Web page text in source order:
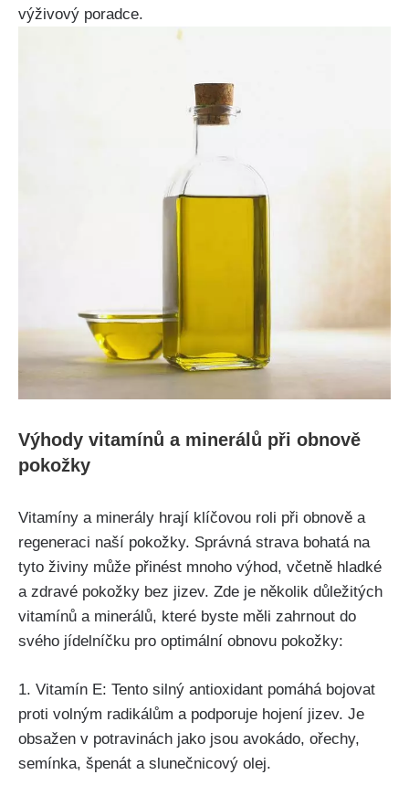
výživový‌ poradce.
Výhody vitamínů a ​minerálů při obnově⁤
pokožky
Vitamíny a ‍minerály hrají klíčovou roli při obnově⁤ a
regeneraci naší ⁣pokožky. Správná ‌strava bohatá‍ na
⁤tyto živiny může⁢ přinést mnoho výhod, včetně hladké
a zdravé pokožky bez⁣ jizev. Zde je několik‍ důležitých
vitamínů a minerálů, které byste měli zahrnout do
svého ​jídelníčku pro ⁣optimální obnovu pokožky:
1. Vitamín ⁣E: ⁣Tento silný ⁣antioxidant‌ pomáhá bojovat
proti⁢ volným radikálům a podporuje hojení jizev. Je
obsažen v potravinách ⁤jako‍ jsou avokádo, ořechy,
semínka, špenát a slunečnicový olej.